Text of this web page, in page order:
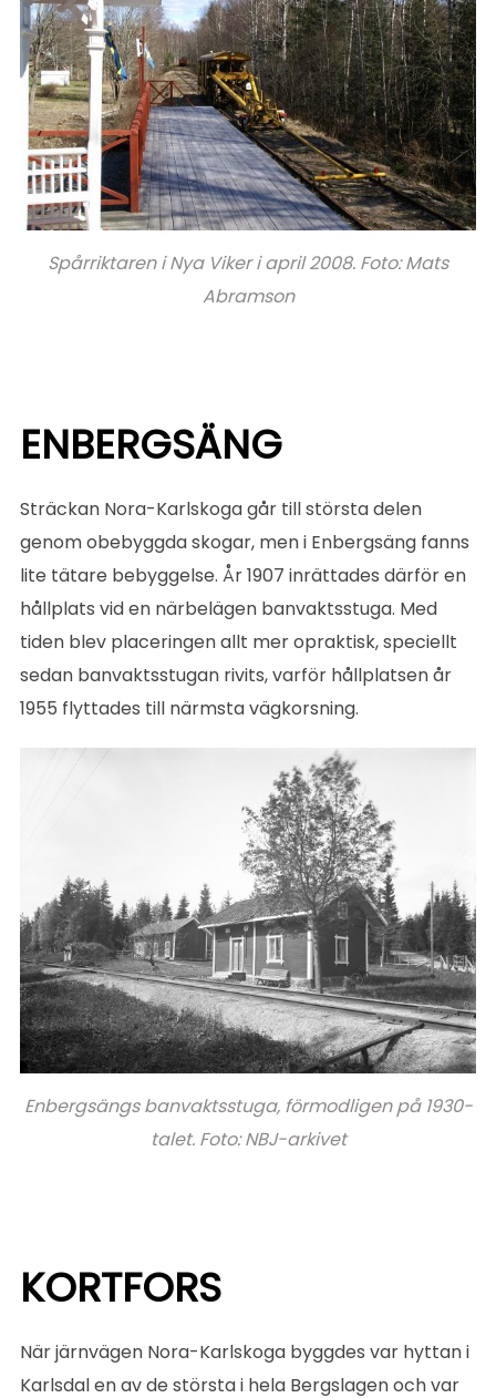
Spårriktaren i Nya Viker i april 2008. Foto: Mats
Abramson
ENBERGSÄNG
Sträckan Nora-Karlskoga går till största delen
genom obebyggda skogar, men i Enbergsäng fanns
lite tätare bebyggelse. År 1907 inrättades därför en
hållplats vid en närbelägen banvaktsstuga. Med
tiden blev placeringen allt mer opraktisk, speciellt
sedan banvaktsstugan rivits, varför hållplatsen år
1955 flyttades till närmsta vägkorsning.
Enbergsängs banvaktsstuga, förmodligen på 1930-
talet. Foto: NBJ-arkivet
KORTFORS
När järnvägen Nora-Karlskoga byggdes var hyttan i
Karlsdal en av de största i hela Bergslagen och var